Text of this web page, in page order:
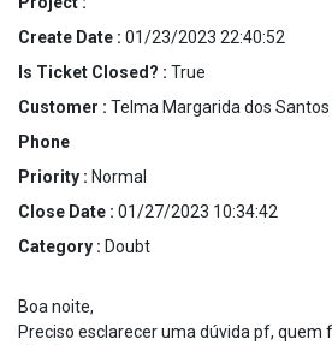
Create Date : 01/23/2023 22:40:52
Is Ticket Closed? : True
Customer : Telma Margarida dos
Phone
Priority : Normal
Close Date : 01/27/2023 10:34:42
Category : Doubt
Boa noite,
Preciso esclarecer uma dúvida pf, quem